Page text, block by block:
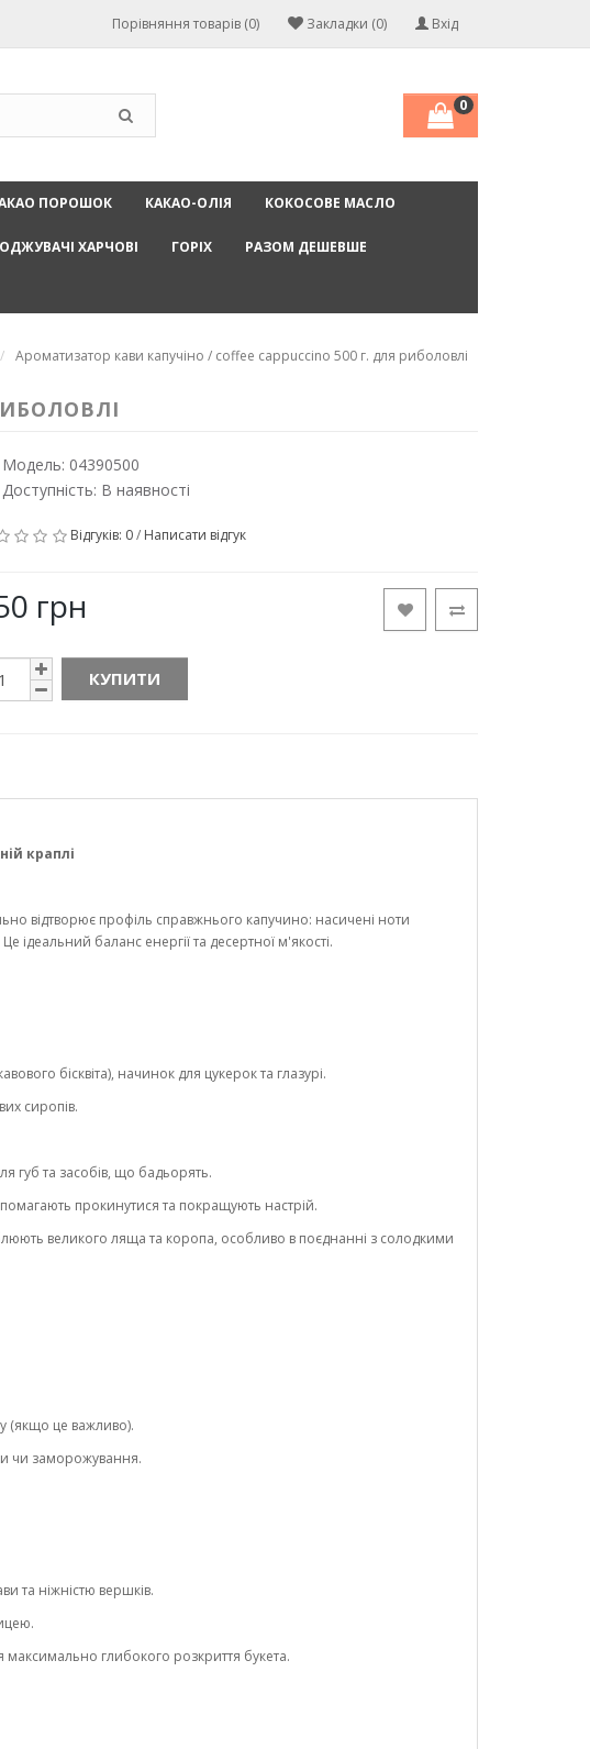
Вхід
Закладки (0)
Порівняння товарів (0)
0
ПОРОШОК КАКАО-ОЛІЯ КОКОСОВЕ МАСЛО
ХАРЧОВІ ГОРІХ РАЗОМ ДЕШЕВШЕ
Ароматизатор кави капучіно / coffee cappuccino 500 г. для риболовлі
Модель: 04390500
Доступність: В наявності
Відгуків: 0/ Написати відгук
грн
КУПИТИ
краплі
відтворює профіль справжнього капучино: насичені ноти
баланс енергії та десертної м'якості.
бісквіта), начинок для цукерок та глазурі.
сиропів.
губ та засобів, що бадьорять.
прокинутися та покращують настрій.
великого ляща та коропа, особливо в поєднанні з солодкими
(якщо це важливо).
чи заморожування.
та ніжністю вершків.
глибокого розкриття букета.